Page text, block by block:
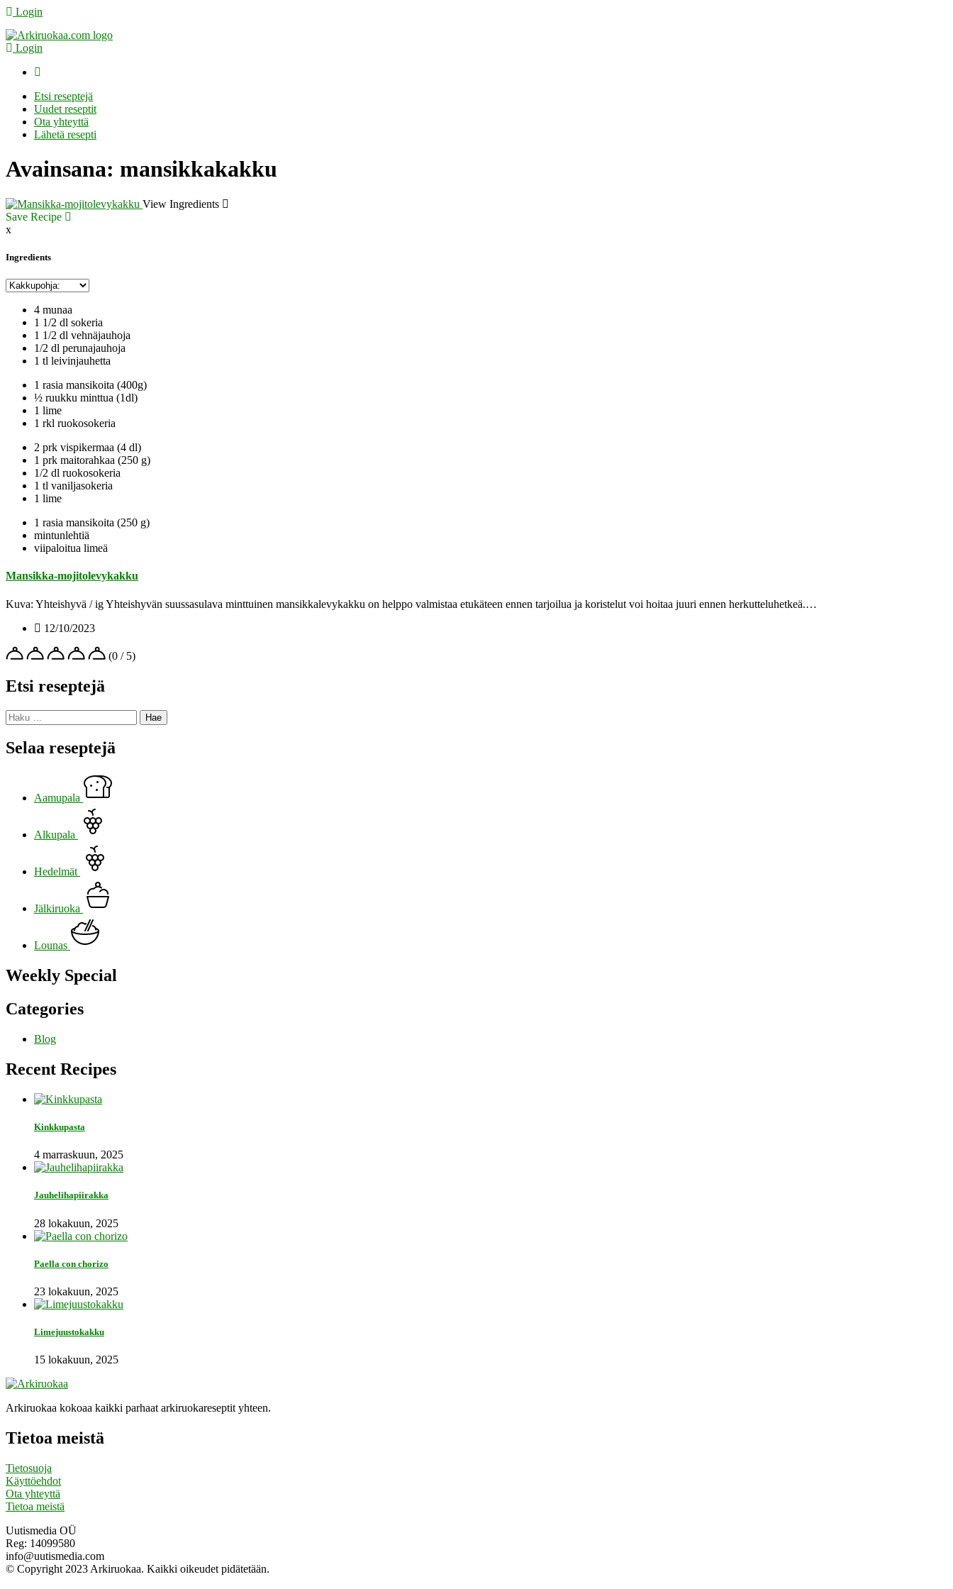
Login
Login
Etsi reseptejä
Uudet reseptit
Ota yhteyttä
Lähetä resepti
Avainsana: mansikkakakku
View Ingredients
Save Recipe
x
Ingredients
4 munaa
1 1/2 dl sokeria
1 1/2 dl vehnäjauhoja
1/2 dl perunajauhoja
1 tl leivinjauhetta
1 rasia mansikoita (400g)
½ ruukku minttua (1dl)
1 lime
1 rkl ruokosokeria
2 prk vispikermaa (4 dl)
1 prk maitorahkaa (250 g)
1/2 dl ruokosokeria
1 tl vaniljasokeria
1 lime
1 rasia mansikoita (250 g)
mintunlehtiä
viipaloitua limeä
Mansikka-mojitolevykakku
Kuva: Yhteishyvä / ig Yhteishyvän suussasulava minttuinen mansikkalevykakku on helppo valmistaa etukäteen ennen tarjoilua ja koristelut voi hoitaa juuri ennen herkutteluhetkeä.…
12/10/2023
(0 / 5)
Etsi reseptejä
Haku:
Selaa reseptejä
Aamupala
Alkupala
Hedelmät
Jälkiruoka
Lounas
Weekly Special
Categories
Blog
Recent Recipes
Kinkkupasta
4 marraskuun, 2025
Jauhelihapiirakka
28 lokakuun, 2025
Paella con chorizo
23 lokakuun, 2025
Limejuustokakku
15 lokakuun, 2025
Arkiruokaa kokoaa kaikki parhaat arkiruokareseptit yhteen.
Tietoa meistä
Tietosuoja
Käyttöehdot
Ota yhteyttä
Tietoa meistä
Uutismedia OÜ
Reg: 14099580
info@uutismedia.com
© Copyright 2023 Arkiruokaa. Kaikki oikeudet pidätetään.